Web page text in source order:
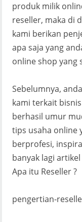
produk milik
reseller, maka di
kami berikan
apa saja yang
online shop yang
Sebelumnya,
kami terkait
berhasil umur
tips usaha online
berprofesi,
banyak lagi
Apa itu Reseller ?
pengertian-